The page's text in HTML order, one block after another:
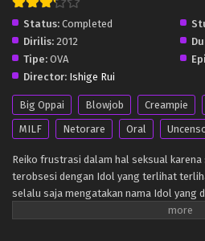
Status: Completed
Dirilis: 2012
Tipe: OVA
Director: Ishige Rui
Big Oppai Blowjob Creampie
MILF
Netorare Oral
Reiko frustrasi dalam hal seksual
terobsesi dengan Idol yang terlihat
selalu saja mengatakan nama Idol yang
temannya Taniguchi tentang hal ini dan